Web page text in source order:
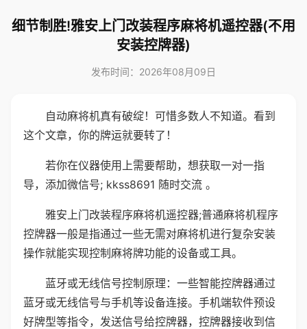
细节制胜!雅安上门改装程序麻将机遥控器(不用
安装控牌器)
发布时间：2026年08月09日
自动麻将机真有破绽！可惜多数人不知道。看到
这个文章，你的牌运就要转了！
若你在仪器使用上需要帮助，想获取一对一指
导，添加微信号; kkss8691 随时交流 。
雅安上门改装程序麻将机遥控器;普通麻将机程序
控牌器一般是指通过一些无需对麻将机进行复杂安装
操作就能实现控制麻将牌功能的设备或工具。
蓝牙或无线信号控制原理：一些智能控牌器通过
蓝牙或无线信号与手机等设备连接。手机端软件预设
好牌型等指令，发送信号给控牌器，控牌器接收到信